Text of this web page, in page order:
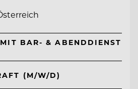
BAR- & ABENDDIENST
(M/W/D)